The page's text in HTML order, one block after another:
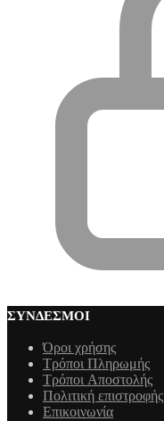
ΣΎΝΔΕΣΜΟΙ
Όροι χρήσης
Τρόποι Πληρωμής
Τρόποι Aποστολής
Πολιτική επιστροφής
Επικοινωνία